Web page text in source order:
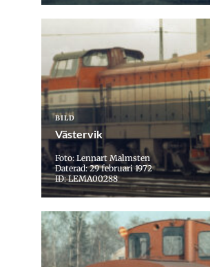
BILD
Västervik
Foto: Lennart Malmsten
Daterad: 29 februari 1972
ID: LEMA00288